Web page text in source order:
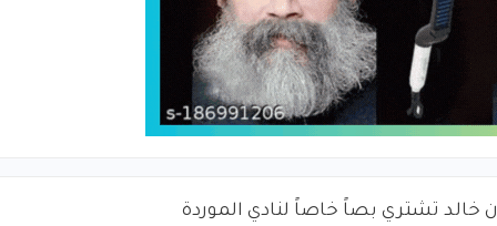
خالد تشتري بصاً خاصاً لنادي الموردة